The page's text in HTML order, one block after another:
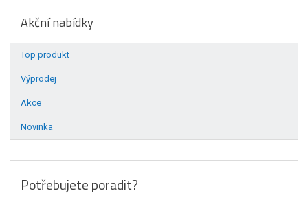
Akční nabídky
Top produkt
Výprodej
Akce
Novinka
Potřebujete poradit?